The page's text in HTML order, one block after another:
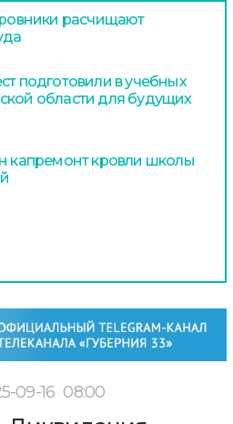
расчищают
подготовили в учебных
области для будущих
капремонт кровли школы
09-16 08:00